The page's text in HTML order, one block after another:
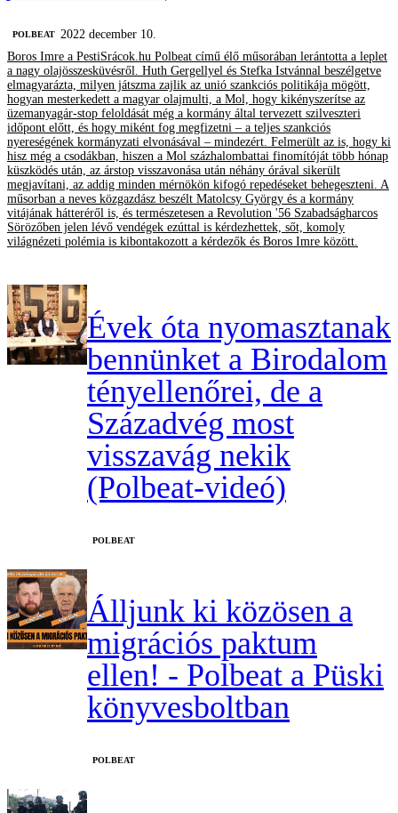
‎POLBEAT
2022 december 10.
Boros Imre a PestiSrácok.hu Polbeat című élő műsorában lerántotta a leplet
a nagy olajösszesküvésről. Huth Gergellyel és Stefka Istvánnal beszélgetve
elmagyarázta, milyen játszma zajlik az unió szankciós politikája mögött,
hogyan mesterkedett a magyar olajmulti, a Mol, hogy kikényszerítse az
üzemanyagár-stop feloldását még a kormány által tervezett szilveszteri
időpont előtt, és hogy miként fog megfizetni – a teljes szankciós
nyereségének kormányzati elvonásával – mindezért. Felmerült az is, hogy ki
hisz még a csodákban, hiszen a Mol százhalombattai finomítóját több hónap
küszködés után, az árstop visszavonása után néhány órával sikerült
megjavítani, az addig minden mérnökön kifogó repedéseket behegeszteni. A
műsorban a neves közgazdász beszélt Matolcsy György és a kormány
vitájának hátteréről is, és természetesen a Revolution '56 Szabadságharcos
Sörözőben jelen lévő vendégek ezúttal is kérdezhettek, sőt, komoly
világnézeti polémia is kibontakozott a kérdezők és Boros Imre között.
Évek óta nyomasztanak
bennünket a Birodalom
tényellenőrei, de a
Századvég most
visszavág nekik
(Polbeat-videó)
‎POLBEAT
Álljunk ki közösen a
migrációs paktum
ellen! - Polbeat a Püski
könyvesboltban
‎POLBEAT